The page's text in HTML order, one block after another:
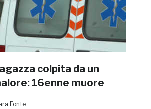
colpita da un
16enne muore
Fonte